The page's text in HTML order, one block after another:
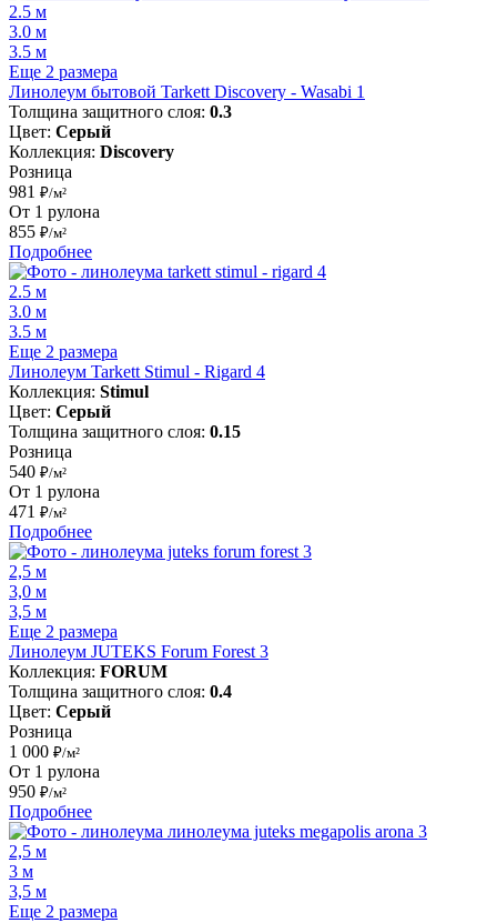
2.5 м
3.0 м
3.5 м
Еще 2 размера
Линолеум бытовой Tarkett Discovery - Wasabi 1
Толщина защитного слоя: 0.3
Цвет: Серый
Коллекция: Discovery
Розница
981 ₽/м²
От 1 рулона
855 ₽/м²
Подробнее
2.5 м
3.0 м
3.5 м
Еще 2 размера
Линолеум Tarkett Stimul - Rigard 4
Коллекция: Stimul
Цвет: Серый
Толщина защитного слоя: 0.15
Розница
540 ₽/м²
От 1 рулона
471 ₽/м²
Подробнее
2,5 м
3,0 м
3,5 м
Еще 2 размера
Линолеум JUTEKS Forum Forest 3
Коллекция: FORUM
Толщина защитного слоя: 0.4
Цвет: Серый
Розница
1 000 ₽/м²
От 1 рулона
950 ₽/м²
Подробнее
2,5 м
3 м
3,5 м
Еще 2 размера